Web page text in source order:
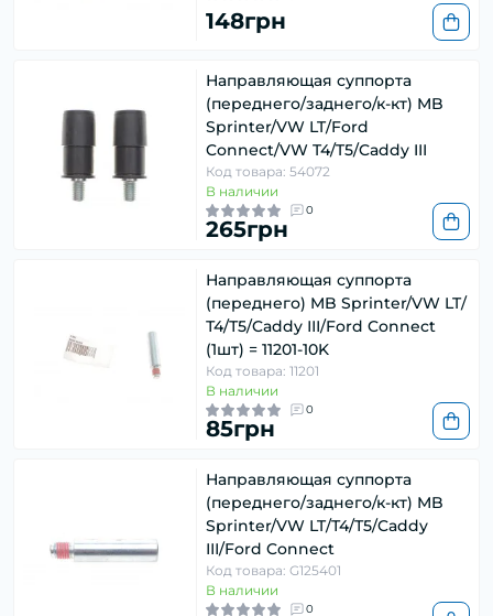
148грн
Направляющая суппорта
(переднего/заднего/к-кт) MB
Sprinter/VW LT/Ford
Connect/VW T4/T5/Caddy III
Код товара: 54072
В наличии
0
265грн
Направляющая суппорта
(переднего) MB Sprinter/VW LT/
Т4/Т5/Caddy ІІІ/Ford Connect
(1шт) = 11201-10K
Код товара: 11201
В наличии
0
85грн
Направляющая суппорта
(переднего/заднего/к-кт) MB
Sprinter/VW LT/Т4/Т5/Caddy
ІІІ/Ford Connect
Код товара: G125401
В наличии
0